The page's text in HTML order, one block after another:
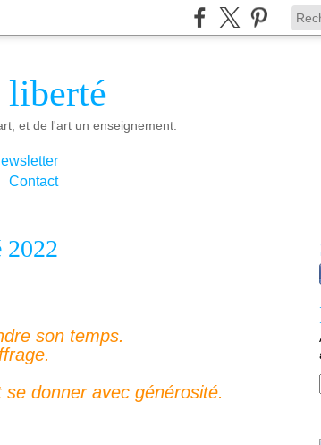
liberté
et de l'art un enseignement.
Contact
2022
son temps.
donner avec générosité.